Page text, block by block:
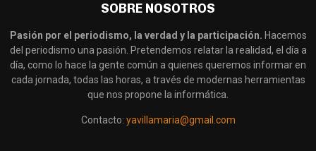
SOBRE NOSOTROS
Pasión por el periodismo, la verdad y la participación. Hacemos
del periodismo una pasión. Pretendemos relatar la realidad, el día a
día, como lo hace la gente común a quienes queremos informar en
cada jornada, todas las horas, a través de modernas herramientas
que nos propone la informática.
Contacto: yavillamaria@gmail.com